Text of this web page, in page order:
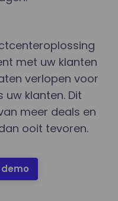
met uw klanten
verlopen voor
uw klanten. Dit
meer deals en
ooit tevoren.
demo